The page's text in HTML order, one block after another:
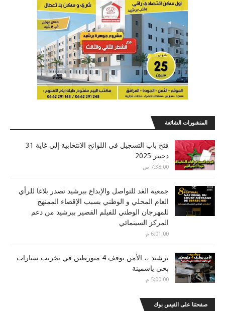
المنشورات الشائعة
فتح باب التسجيل في اللوائح الانتخابية إلى غاية 31
دجنبر 2025
7:38:00 ص
جمعية الغد للتواصل والإبداع ببرشيد تصدر بلاغا للرأي
العام المحلي و الوطني بسبب الإقصاء الممنهج
للمهرجان الوطني للفيلم القصير ببرشيد من دعم
المركز السينمائي
6:01:00 م
برشيد ،، الأمن يوقف 4 متورطين في تخريب سيارات
بحي ياسمينة
5:00:00 م
صفحتنا على الفيس بوك